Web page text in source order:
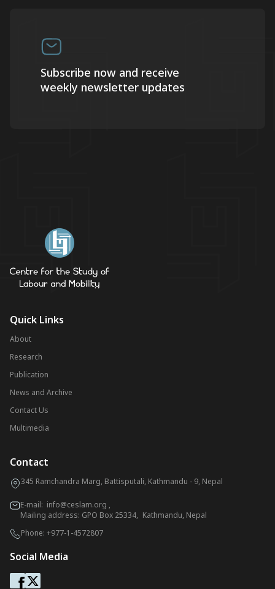
Subscribe now and receive
weekly newsletter updates
Quick Links
About
Research
Publication
News and Archive
Contact Us
Multimedia
Contact
345 Ramchandra Marg, Battisputali, Kathmandu - 9, Nepal
E-mail: info@ceslam.org ,
Mailing address: GPO Box 25334, Kathmandu, Nepal
Phone: +977-1-4572807
Social Media